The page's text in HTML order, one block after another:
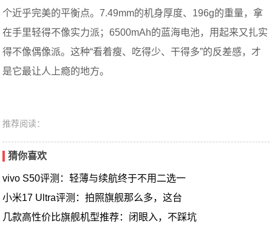
个近乎完美的平衡点。7.49mm的机身厚度、196g的重量，拿
在手里轻得不像实力派；6500mAh的蓝海电池，用起来又扎实
得不像偶像派。这种“看着瘦、吃得少、干得多”的反差感，才
是它最让人上瘾的地方。
推荐阅读：
猜你喜欢
vivo S50评测：轻薄与续航终于不用二选一
小米17 Ultra评测：拍照旗舰那么多，这台
几款高性价比旗舰机型推荐：闭眼入，不踩坑